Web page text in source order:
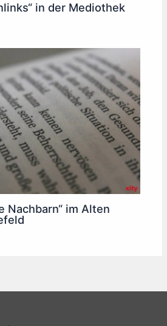
in der Mediothek
Nachbarn“ im Alten